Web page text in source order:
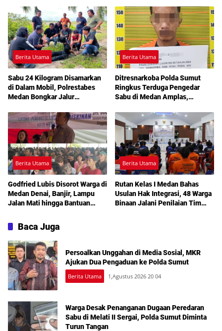
Berita Utama
Sabu 24 Kilogram Disamarkan
di Dalam Mobil, Polrestabes
Medan Bongkar Jalur
Berita Utama
Ditresnarkoba Polda Sumut
Ringkus Terduga Pengedar
Sabu di Medan Amplas,
Berita Utama
Godfried Lubis Disorot Warga di
Medan Denai, Banjir, Lampu
Jalan Mati hingga Bantuan
Sosperda Kemiskinan
Berita Utama
Rutan Kelas I Medan Bahas
Usulan Hak Integrasi, 48 Warga
Binaan Jalani Penilaian Tim
Baca Juga
Persoalkan Unggahan di Media Sosial, MKR
Ajukan Dua Pengaduan ke Polda Sumut
Berita Utama 1,Agustus 2026 20 04
Warga Desak Penanganan Dugaan Peredaran
Sabu di Melati II Sergai, Polda Sumut Diminta
Turun Tangan